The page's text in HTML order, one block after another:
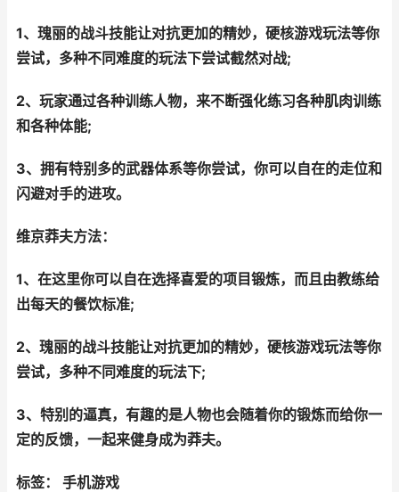
1、瑰丽的战斗技能让对抗更加的精妙，硬核游戏玩法等你
尝试，多种不同难度的玩法下尝试截然对战;
2、玩家通过各种训练人物，来不断强化练习各种肌肉训练
和各种体能;
3、拥有特别多的武器体系等你尝试，你可以自在的走位和
闪避对手的进攻。
维京莽夫方法：
1、在这里你可以自在选择喜爱的项目锻炼，而且由教练给
出每天的餐饮标准;
2、瑰丽的战斗技能让对抗更加的精妙，硬核游戏玩法等你
尝试，多种不同难度的玩法下;
3、特别的逼真，有趣的是人物也会随着你的锻炼而给你一
定的反馈，一起来健身成为莽夫。
标签： 手机游戏